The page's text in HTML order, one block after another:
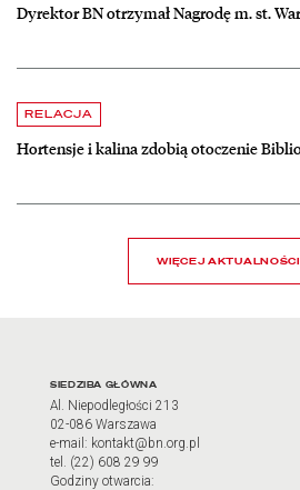
Dyrektor BN otrzymał Nagrodę m. st.
RELACJA
Hortensje i kalina zdobią otoczenie
czytaj więcej o Hortensje i kalina
WIĘCEJ AKTUALNOŚCI
Adres oraz
SIEDZIBA GŁÓWNA
Al. Niepodległości 213
02-086 Warszawa
e-mail: kontakt@bn.org.pl
tel. (22) 608 29 99
Godziny otwarcia: